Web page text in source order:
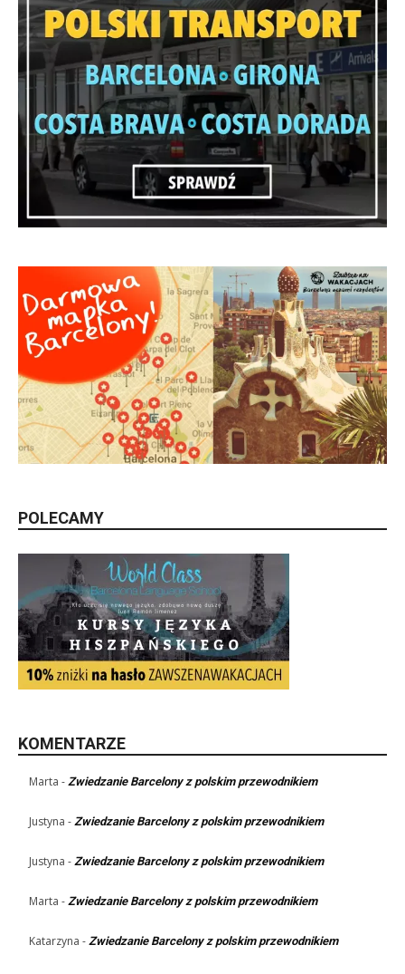
POLECAMY
KOMENTARZE
Marta - Zwiedzanie Barcelony z polskim przewodnikiem
Justyna - Zwiedzanie Barcelony z polskim przewodnikiem
Justyna - Zwiedzanie Barcelony z polskim przewodnikiem
Marta - Zwiedzanie Barcelony z polskim przewodnikiem
Katarzyna - Zwiedzanie Barcelony z polskim przewodnikiem